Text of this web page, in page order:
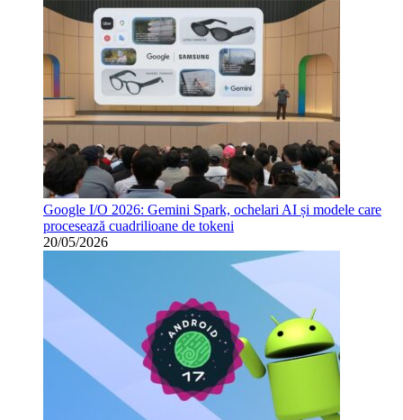
Google I/O 2026: Gemini Spark, ochelari AI și modele care
procesează cuadrilioane de tokeni
20/05/2026